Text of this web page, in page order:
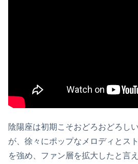
陰陽座は初期こそおどろおどろし
が、徐々にポップなメロディとス
を強め、ファン層を拡大したと言え